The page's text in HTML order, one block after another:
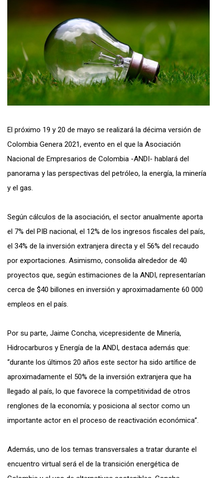
El próximo 19 y 20 de mayo se realizará la décima versión de
Colombia Genera 2021, evento en el que la Asociación
Nacional de Empresarios de Colombia -ANDI- hablará del
panorama y las perspectivas del petróleo, la energía, la minería
y el gas.
Según cálculos de la asociación, el sector anualmente aporta
el 7% del PIB nacional, el 12% de los ingresos fiscales del país,
el 34% de la inversión extranjera directa y el 56% del recaudo
por exportaciones. Asimismo, consolida alrededor de 40
proyectos que, según estimaciones de la ANDI, representarían
cerca de $40 billones en inversión y aproximadamente 60 000
empleos en el país.
Por su parte, Jaime Concha, vicepresidente de Minería,
Hidrocarburos y Energía de la ANDI, destaca además que:
“durante los últimos 20 años este sector ha sido artífice de
aproximadamente el 50% de la inversión extranjera que ha
llegado al país, lo que favorece la competitividad de otros
renglones de la economía; y posiciona al sector como un
importante actor en el proceso de reactivación económica”.
Además, uno de los temas transversales a tratar durante el
encuentro virtual será el de la transición energética de